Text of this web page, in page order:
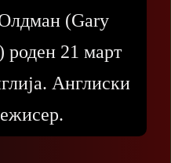
(Gary
роден 21 март
Англиски